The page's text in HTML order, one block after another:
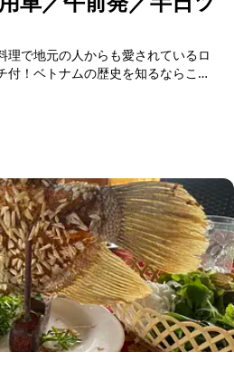
理で地元の人からも愛されているロ
付！ベトナムの歴史を知るならこれ
てや、当時使われた武器や人々の
る体験ツアー